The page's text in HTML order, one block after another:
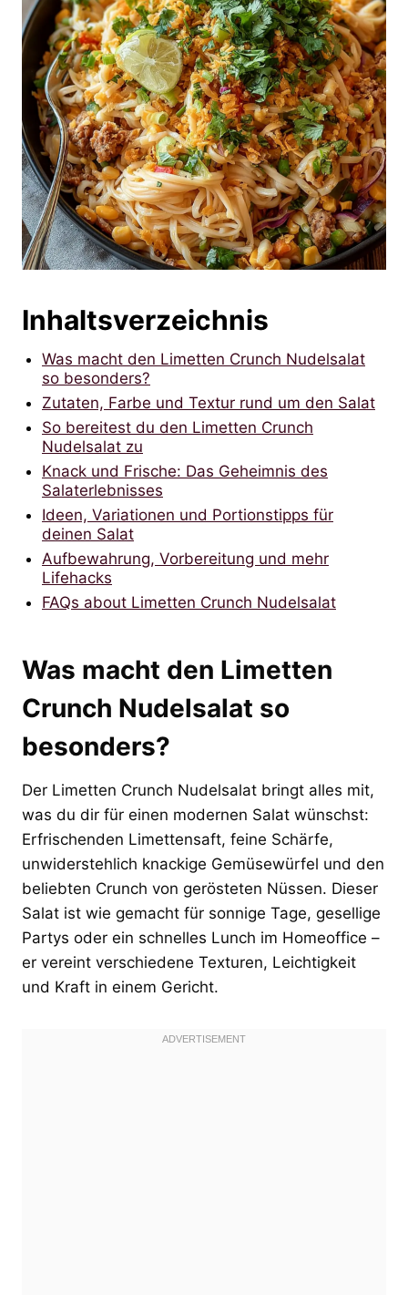
Inhaltsverzeichnis
Was macht den Limetten Crunch Nudelsalat
so besonders?
Zutaten, Farbe und Textur rund um den Salat
So bereitest du den Limetten Crunch
Nudelsalat zu
Knack und Frische: Das Geheimnis des
Salaterlebnisses
Ideen, Variationen und Portionstipps für
deinen Salat
Aufbewahrung, Vorbereitung und mehr
Lifehacks
FAQs about Limetten Crunch Nudelsalat
Was macht den Limetten
Crunch Nudelsalat so
besonders?
Der Limetten Crunch Nudelsalat bringt alles mit,
was du dir für einen modernen Salat wünschst:
Erfrischenden Limettensaft, feine Schärfe,
unwiderstehlich knackige Gemüsewürfel und den
beliebten Crunch von gerösteten Nüssen. Dieser
Salat ist wie gemacht für sonnige Tage, gesellige
Partys oder ein schnelles Lunch im Homeoffice –
er vereint verschiedene Texturen, Leichtigkeit
und Kraft in einem Gericht.